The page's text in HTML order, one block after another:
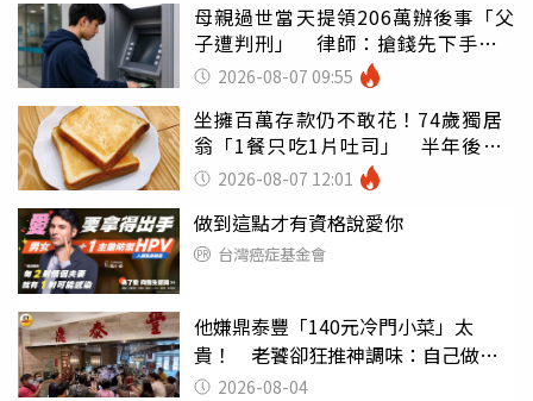
母親過世當天提領206萬辦後事「父
子遭判刑」 律師：搶錢先下手是
罪 2026-08-07 09:55
坐擁百萬存款仍不敢花！74歲獨居
翁「1餐只吃1片吐司」 半年後暴
瘦嚇壞女兒
2026-08-07 12:01
做到這點才有資格說愛你
台灣癌症基金會
他嫌鼎泰豐「140元冷門小菜」太
貴！ 老饕卻狂推神調味：自己做不
出來2026-08-04